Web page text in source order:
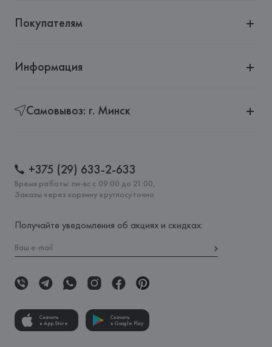
Покупателям
Информация
Самовывоз: г. Минск
+375 (29) 633-2-633
Время работы: пн-вс с 09:00 до 21:00,
Заказы через корзину круглосуточно
Получайте уведомления об акциях и скидках:
Скачать
в App Store
Скачать
в Google Play